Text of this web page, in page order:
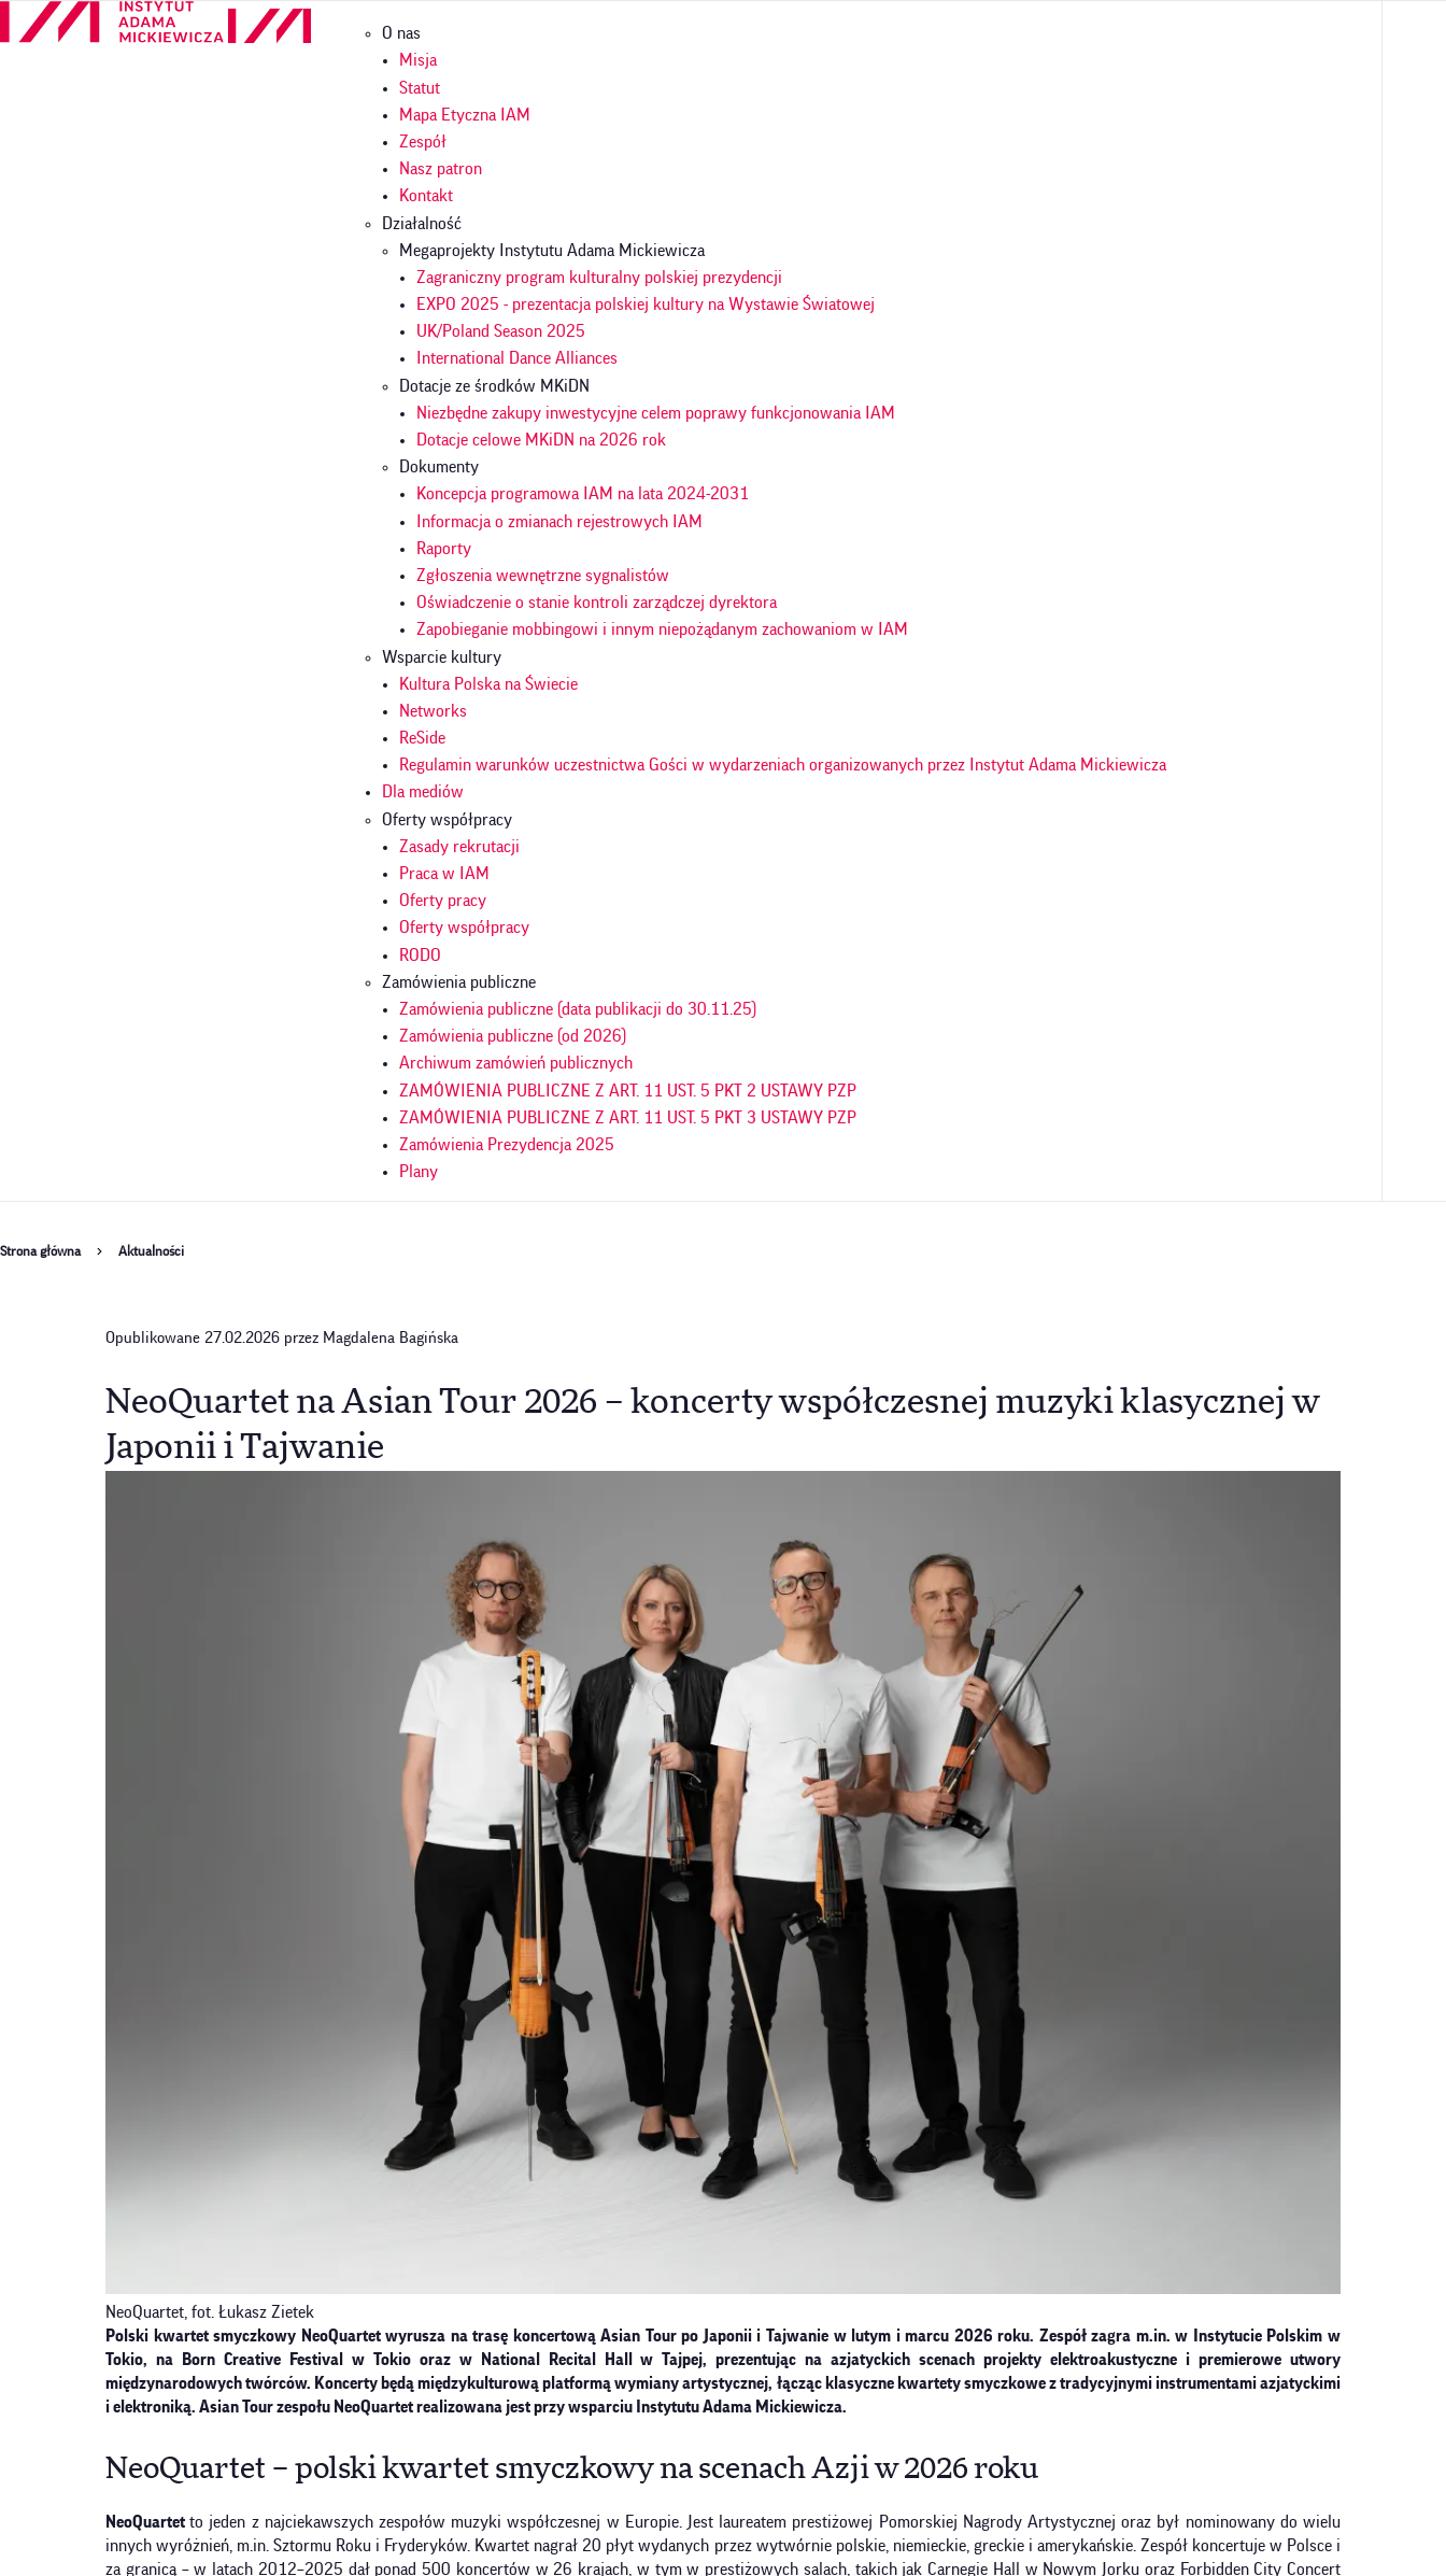
Przejdź
do
Główna
nawigacja
O nas
Misja
Statut
Mapa Etyczna IAM
Zespół
Nasz patron
Kontakt
Działalność
Megaprojekty Instytutu Adama Mickiewicza
Zagraniczny program kulturalny polskiej prezydencji
EXPO 2025 - prezentacja polskiej kultury na Wystawie Światowej
UK/Poland Season 2025
International Dance Alliances
Dotacje ze środków MKiDN
Niezbędne zakupy inwestycyjne celem poprawy funkcjonowania IAM
Dotacje celowe MKiDN na 2026 rok
Dokumenty
Koncepcja programowa IAM na lata 2024-2031
Informacja o zmianach rejestrowych IAM
Raporty
Zgłoszenia wewnętrzne sygnalistów
Oświadczenie o stanie kontroli zarządczej dyrektora
Zapobieganie mobbingowi i innym niepożądanym zachowaniom w IAM
Wsparcie kultury
Kultura Polska na Świecie
Networks
ReSide
Regulamin warunków uczestnictwa Gości w wydarzeniach organizowanych przez Instytut Adama Mickiewicza
Dla mediów
Oferty współpracy
Zasady rekrutacji
Praca w IAM
Oferty pracy
Oferty współpracy
RODO
Zamówienia publiczne
Zamówienia publiczne (data publikacji do 30.11.25)
Zamówienia publiczne (od 2026)
Archiwum zamówień publicznych
ZAMÓWIENIA PUBLICZNE Z ART. 11 UST. 5 PKT 2 USTAWY PZP
ZAMÓWIENIA PUBLICZNE Z ART. 11 UST. 5 PKT 3 USTAWY PZP
Zamówienia Prezydencja 2025
Plany
Ścieżka
Strona główna Aktualności
Opublikowane 27.02.2026 przez Magdalena Bagińska
NeoQuartet na Asian Tour 2026 – koncerty współczesnej muzyki klasycznej w
Japonii i Tajwanie
NeoQuartet, fot. Łukasz Zietek
Polski kwartet smyczkowy NeoQuartet wyrusza na trasę koncertową Asian Tour po Japonii i Tajwanie w lutym i marcu 2026 roku. Zespół zagra m.in. w Instytucie Polskim w
Tokio, na Born Creative Festival w Tokio oraz w National Recital Hall w Tajpej, prezentując na azjatyckich scenach projekty elektroakustyczne i premierowe utwory
międzynarodowych twórców. Koncerty będą międzykulturową platformą wymiany artystycznej, łącząc klasyczne kwartety smyczkowe z tradycyjnymi instrumentami azjatyckimi
i elektroniką. Asian Tour zespołu NeoQuartet realizowana jest przy wsparciu Instytutu Adama Mickiewicza.
NeoQuartet – polski kwartet smyczkowy na scenach Azji w 2026 roku
NeoQuartetto jeden z najciekawszych zespołów muzyki współczesnej w Europie. Jest laureatem prestiżowej Pomorskiej Nagrody Artystycznej oraz był nominowany do wielu
innych wyróżnień, m.in. Sztormu Roku i Fryderyków. Kwartet nagrał 20 płyt wydanych przez wytwórnie polskie, niemieckie, greckie i amerykańskie. Zespół koncertuje w Polsce i
za granicą – w latach 2012–2025 dał ponad 500 koncertów w 26 krajach, w tym w prestiżowych salach, takich jak Carnegie Hall w Nowym Jorku oraz Forbidden City Concert